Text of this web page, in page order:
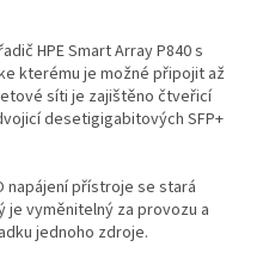
HPE Smart Array P840 s
kterému je možné připojit až
síti je zajištěno čtveřicí
desetigigabitových SFP+
napájení přístroje se stará
je vyměnitelný za provozu a
jednoho zdroje.